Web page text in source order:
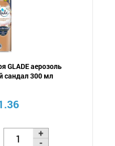
GLADE аерозоль
сандал 300 мл